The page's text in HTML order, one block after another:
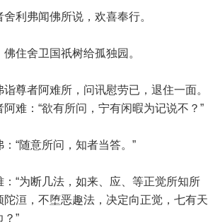
利弗闻佛所说，欢喜奉行。
住舍卫国祇树给孤独园。
尊者阿难所，问讯慰劳已，退住一面。
难：“欲有所问，宁有闲暇为记说不？”
“随意所问，知者当答。”
“为断几法，如来、应、等正觉所知所
陀洹，不堕恶趣法，决定向正觉，七有天
？”